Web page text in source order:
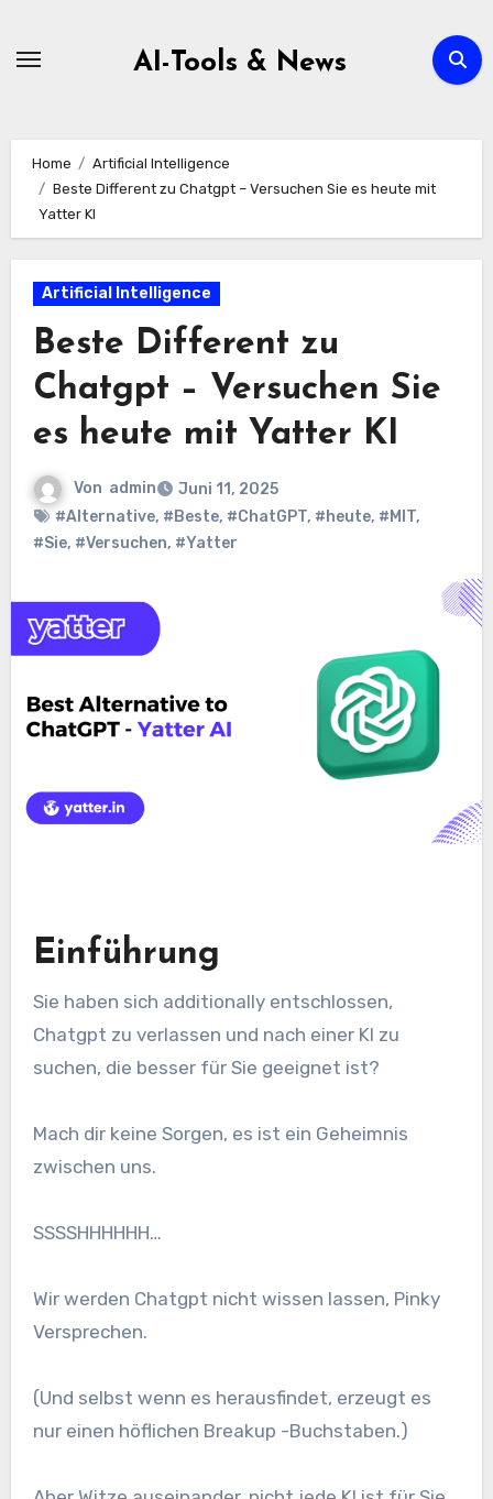
AI-Tools & News
Home
Artificial Intelligence
Beste Different zu Chatgpt – Versuchen Sie es heute mit
Yatter KI
Artificial Intelligence
Beste Different zu
Chatgpt – Versuchen Sie
es heute mit Yatter KI
Von admin
Juni 11, 2025
#Alternative, #Beste, #ChatGPT, #heute, #MIT,
#Sie, #Versuchen, #Yatter
Einführung
Sie haben sich additionally entschlossen,
Chatgpt zu verlassen und nach einer KI zu
suchen, die besser für Sie geeignet ist?
Mach dir keine Sorgen, es ist ein Geheimnis
zwischen uns.
SSSSHHHHHH…
Wir werden Chatgpt nicht wissen lassen, Pinky
Versprechen.
(Und selbst wenn es herausfindet, erzeugt es
nur einen höflichen Breakup -Buchstaben.)